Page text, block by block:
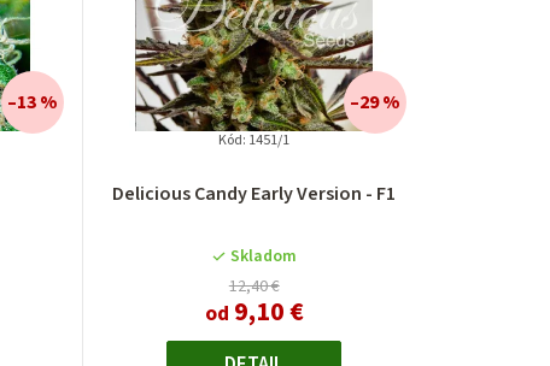
–13 %
Delicious Candy Early Version - F1
Skladom
12,40 €
od 9,10 €
–29 %
Kód: 1451/1